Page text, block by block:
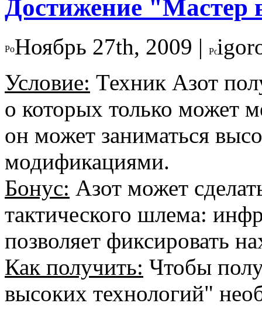
Достижение "Мастер
Ноябрь 27th, 2009 |
Условие: Техник Азот
о которых только может
он может заниматься
модификациями.
Бонус: Азот может
тактического шлема:
позволяет фиксировать
Как получить: Чтобы
высоких технологий"